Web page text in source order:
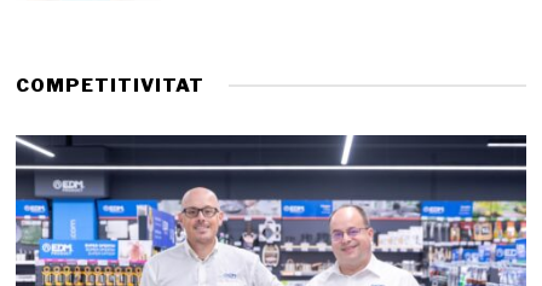
COMPETITIVITAT